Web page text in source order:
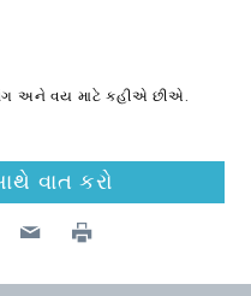
અને વય માટે કહીએ છીએ.